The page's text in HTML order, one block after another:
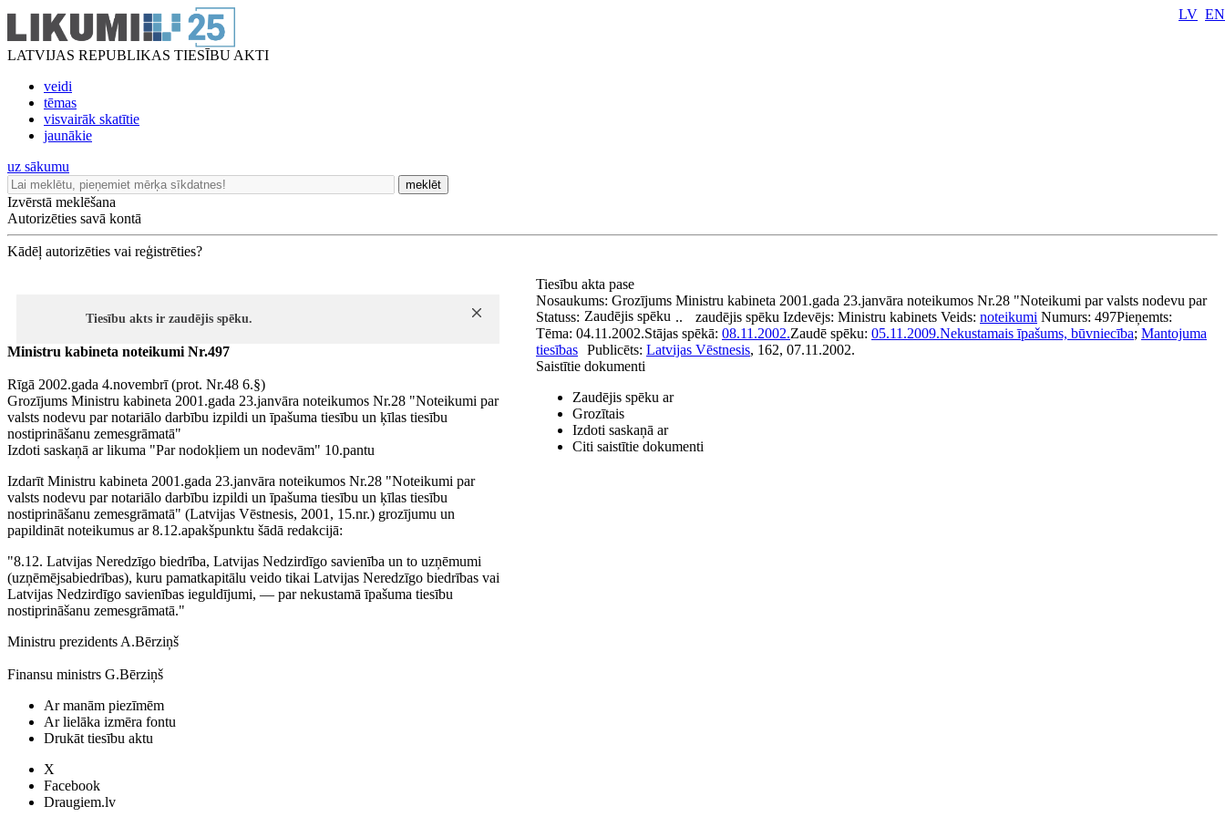
LATVIJAS REPUBLIKAS TIESĪBU AKTI
veidi
tēmas
visvairāk skatītie
jaunākie
LV EN
uz sākumu
meklēt
Izvērstā meklēšana
Autorizēties savā kontā
Kādēļ autorizēties vai reģistrēties?
Tiesību akts ir zaudējis spēku.
Ministru kabineta noteikumi Nr.497
Rīgā 2002.gada 4.novembrī (prot. Nr.48 6.§)
Grozījums Ministru kabineta 2001.gada 23.janvāra noteikumos Nr.28 "Noteikumi par
valsts nodevu par notariālo darbību izpildi un īpašuma tiesību un ķīlas tiesību
nostiprināšanu zemesgrāmatā"
Izdoti saskaņā ar likuma "Par nodokļiem un nodevām" 10.pantu
Izdarīt Ministru kabineta 2001.gada 23.janvāra noteikumos Nr.28 "Noteikumi par
valsts nodevu par notariālo darbību izpildi un īpašuma tiesību un ķīlas tiesību
nostiprināšanu zemesgrāmatā" (Latvijas Vēstnesis, 2001, 15.nr.) grozījumu un
papildināt noteikumus ar 8.12.apakšpunktu šādā redakcijā:
"8.12. Latvijas Neredzīgo biedrība, Latvijas Nedzirdīgo savienība un to uzņēmumi
(uzņēmējsabiedrības), kuru pamatkapitālu veido tikai Latvijas Neredzīgo biedrības vai
Latvijas Nedzirdīgo savienības ieguldījumi, — par nekustamā īpašuma tiesību
nostiprināšanu zemesgrāmatā."
Ministru prezidents A.Bērziņš
Finansu ministrs G.Bērziņš
Tiesību akta pase
Nosaukums: Grozījums Ministru kabineta 2001.gada 23.janvāra noteikumos Nr.28 "Noteikumi par valsts nodevu par
..
Statuss: Zaudējis spēku zaudējis spēku Izdevējs: Ministru kabinets Veids: noteikumi Numurs: 497Pieņemts:
04.11.2002.Stājas spēkā: 08.11.2002.Zaudē spēku: 05.11.2009.
Tēma: Nekustamais īpašums, būvniecība; Mantojuma
tiesības Publicēts: Latvijas Vēstnesis, 162, 07.11.2002.
Saistītie dokumenti
Zaudējis spēku ar
Grozītais
Izdoti saskaņā ar
Citi saistītie dokumenti
Ar manām piezīmēm
Ar lielāka izmēra fontu
Drukāt tiesību aktu
X
Facebook
Draugiem.lv